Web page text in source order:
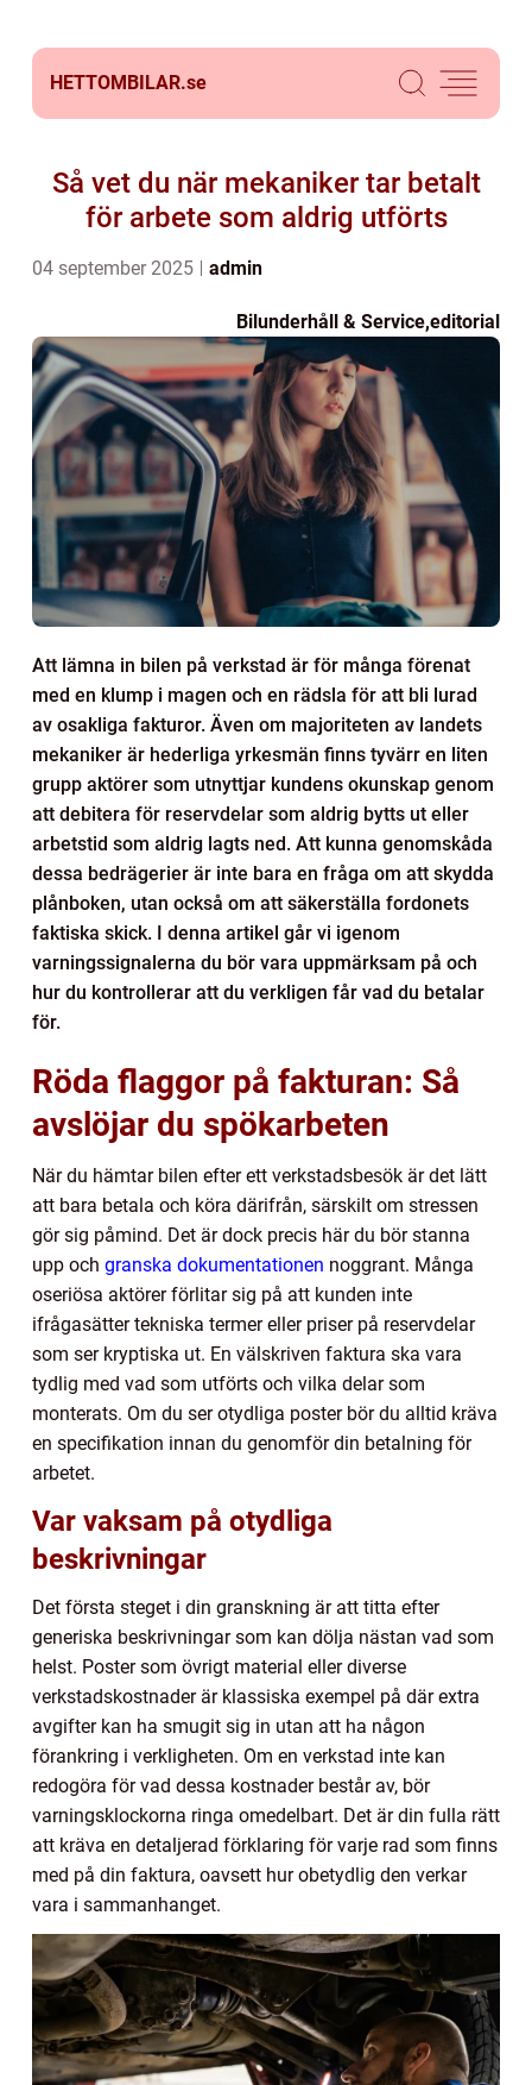
HETTOMBILAR.se
Så vet du när mekaniker tar betalt
för arbete som aldrig utförts
04 september 2025 admin
Bilunderhåll & Service,editorial
Att lämna in bilen på verkstad är för många förenat
med en klump i magen och en rädsla för att bli lurad
av osakliga fakturor. Även om majoriteten av landets
mekaniker är hederliga yrkesmän finns tyvärr en liten
grupp aktörer som utnyttjar kundens okunskap genom
att debitera för reservdelar som aldrig bytts ut eller
arbetstid som aldrig lagts ned. Att kunna genomskåda
dessa bedrägerier är inte bara en fråga om att skydda
plånboken, utan också om att säkerställa fordonets
faktiska skick. I denna artikel går vi igenom
varningssignalerna du bör vara uppmärksam på och
hur du kontrollerar att du verkligen får vad du betalar
för.
Röda flaggor på fakturan: Så
avslöjar du spökarbeten
När du hämtar bilen efter ett verkstadsbesök är det lätt
att bara betala och köra därifrån, särskilt om stressen
gör sig påmind. Det är dock precis här du bör stanna
upp och granska dokumentationen noggrant. Många
oseriösa aktörer förlitar sig på att kunden inte
ifrågasätter tekniska termer eller priser på reservdelar
som ser kryptiska ut. En välskriven faktura ska vara
tydlig med vad som utförts och vilka delar som
monterats. Om du ser otydliga poster bör du alltid kräva
en specifikation innan du genomför din betalning för
arbetet.
Var vaksam på otydliga
beskrivningar
Det första steget i din granskning är att titta efter
generiska beskrivningar som kan dölja nästan vad som
helst. Poster som övrigt material eller diverse
verkstadskostnader är klassiska exempel på där extra
avgifter kan ha smugit sig in utan att ha någon
förankring i verkligheten. Om en verkstad inte kan
redogöra för vad dessa kostnader består av, bör
varningsklockorna ringa omedelbart. Det är din fulla rätt
att kräva en detaljerad förklaring för varje rad som finns
med på din faktura, oavsett hur obetydlig den verkar
vara i sammanhanget.